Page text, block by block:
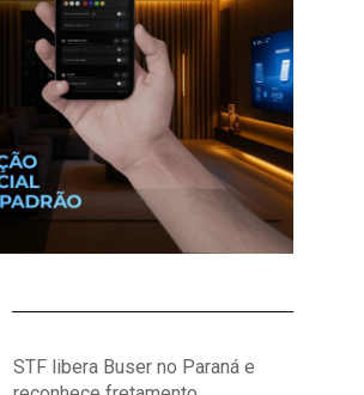
STF libera Buser no Paraná e